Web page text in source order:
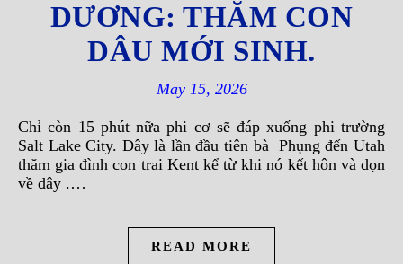
DƯƠNG: THĂM CON
DÂU MỚI SINH.
May 15, 2026
Chỉ còn 15 phút nữa phi cơ sẽ đáp xuống phi trường
Salt Lake City. Đây là lần đầu tiên bà Phụng đến Utah
thăm gia đình con trai Kent kể từ khi nó kết hôn và dọn
về đây .…
READ MORE